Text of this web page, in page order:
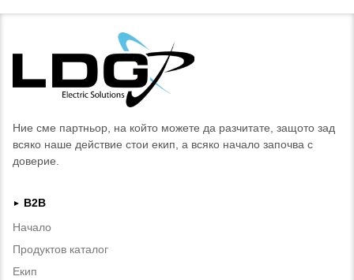
Ние сме партньор, на който можете да разчитате, защото зад
всяко наше действие стои екип, а всяко начало започва с
доверие.
►
B2B
Начало
Продуктов каталог
Екип